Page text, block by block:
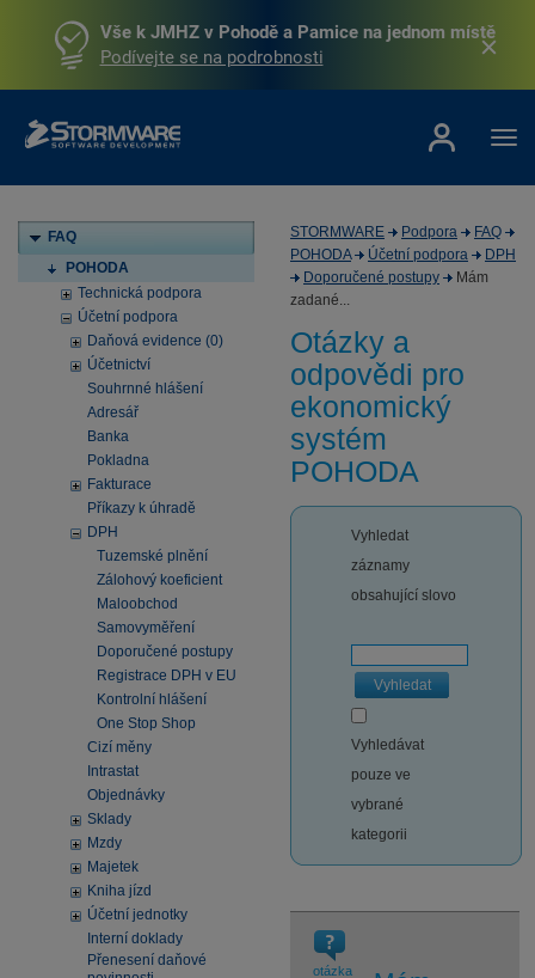
Vše k JMHZ v Pohodě a Pamice na jednom místě
Podívejte se na podrobnosti
FAQ
POHODA
Technická podpora
Účetní podpora
Daňová evidence (0)
Účetnictví
Souhrnné hlášení
Adresář
Banka
Pokladna
Fakturace
Příkazy k úhradě
DPH
Tuzemské plnění
Zálohový koeficient
Maloobchod
Samovyměření
Doporučené postupy
Registrace DPH v EU
Kontrolní hlášení
One Stop Shop
Cizí měny
Intrastat
Objednávky
Sklady
Mzdy
Majetek
Kniha jízd
Účetní jednotky
Interní doklady
Přenesení daňové
STORMWARE Podpora
FAQ
POHODA
Účetní podpora
DPH
Doporučené postupy
Mám
zadané...
Otázky a
odpovědi pro
ekonomický
systém
POHODA
Vyhledat
záznamy
obsahující slovo
Vyhledat
Vyhledávat
pouze ve
vybrané
kategorii
otázka